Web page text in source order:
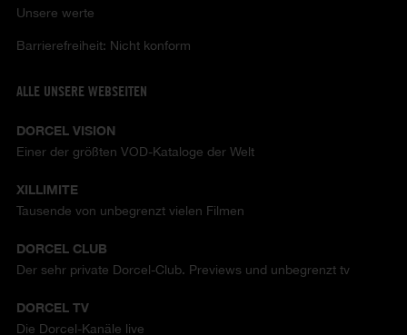
Unsere werte
Barrierefreiheit: Nicht konform
ALLE UNSERE WEBSEITEN
DORCEL VISION
Einer der größten VOD-Kataloge der Welt
XILLIMITE
Tausende von unbegrenzt vielen Filmen
DORCEL CLUB
Der sehr private Dorcel-Club. Previews und unbegrenzt tv
DORCEL TV
Die Dorcel-Kanäle live